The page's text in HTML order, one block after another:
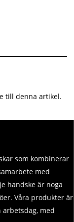
till denna artikel.
som kombinerar
med
handske är noga
Våra produkter är
med